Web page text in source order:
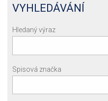
VYHLEDÁVÁNÍ
Hledaný výraz
Spisová značka